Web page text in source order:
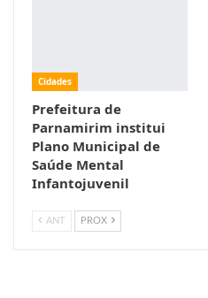
Cidades
Prefeitura de
Parnamirim institui
Plano Municipal de
Saúde Mental
Infantojuvenil
ANT PROX